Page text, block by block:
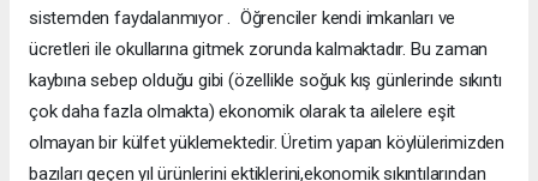
sistemden faydalanmıyor . Öğrenciler kendi imkanları ve
ücretleri ile okullarına gitmek zorunda kalmaktadır. Bu zaman
kaybına sebep olduğu gibi (özellikle soğuk kış günlerinde sıkıntı
çok daha fazla olmakta) ekonomik olarak ta ailelere eşit
olmayan bir külfet yüklemektedir. Üretim yapan köylülerimizden
bazıları geçen yıl ürünlerini ektiklerini,ekonomik sıkıntılarından